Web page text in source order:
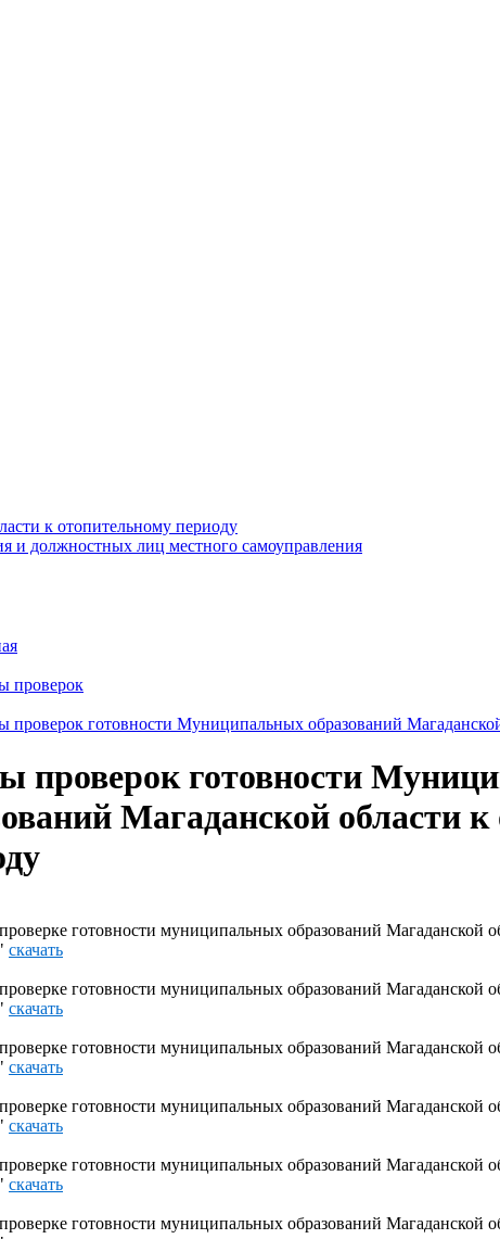
к отопительному периоду
и должностных лиц местного самоуправления
проверок
проверок готовности Муниципальных образований
проверок готовности
Магаданской области
готовности муниципальных образований Магаданской
скачать
готовности муниципальных образований Магаданской
скачать
готовности муниципальных образований Магаданской
скачать
готовности муниципальных образований Магаданской
скачать
готовности муниципальных образований Магаданской
скачать
готовности муниципальных образований Магаданской